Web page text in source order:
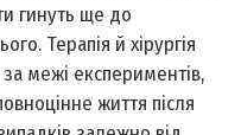
гинуть ще до
Терапія й хірургія
межі експериментів,
життя після